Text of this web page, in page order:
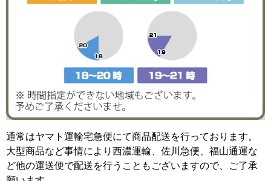
通常はヤマト運輸宅急便にて商品配送を行っております。
大型商品など事情により西濃運輸、佐川急便、福山通運な
ど他の運送便で配送を行うこともございますので、ご了承